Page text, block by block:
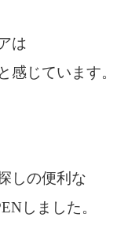
は
感じています。
しの便利な
しました。